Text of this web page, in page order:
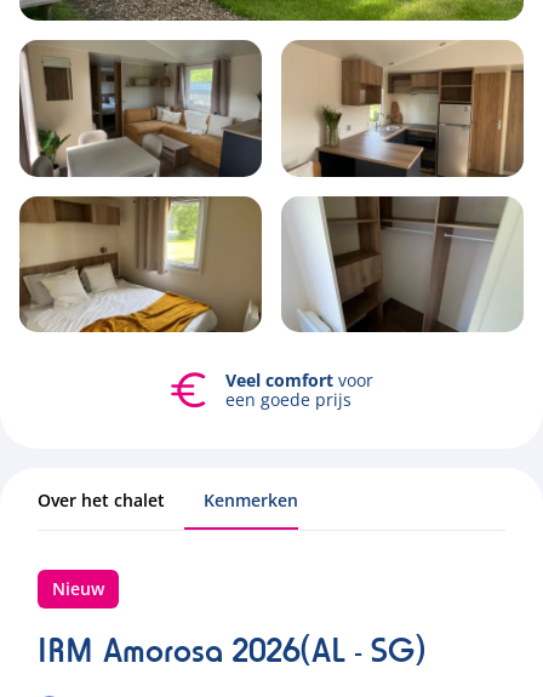
6 1 3
Bekijk alle foto's
Mogelijkheid
totverhuren
Over het chalet Kenmerken
Nieuw
IRM Amorosa 2026(AL - SG)